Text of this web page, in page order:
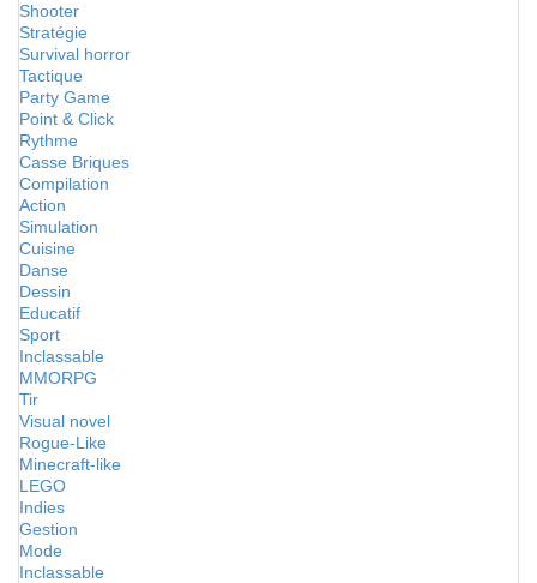
Shooter
Stratégie
Survival horror
Tactique
Party Game
Point & Click
Rythme
Casse Briques
Compilation
Action
Simulation
Cuisine
Danse
Dessin
Educatif
Sport
Inclassable
MMORPG
Tir
Visual novel
Rogue-Like
Minecraft-like
LEGO
Indies
Gestion
Mode
Inclassable